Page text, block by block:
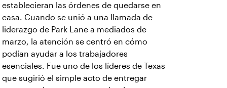
establecieran las órdenes de quedarse en
casa. Cuando se unió a una llamada de
liderazgo de Park Lane a mediados de
marzo, la atención se centró en cómo
podían ayudar a los trabajadores
esenciales. Fue uno de los líderes de Texas
que sugirió el simple acto de entregar